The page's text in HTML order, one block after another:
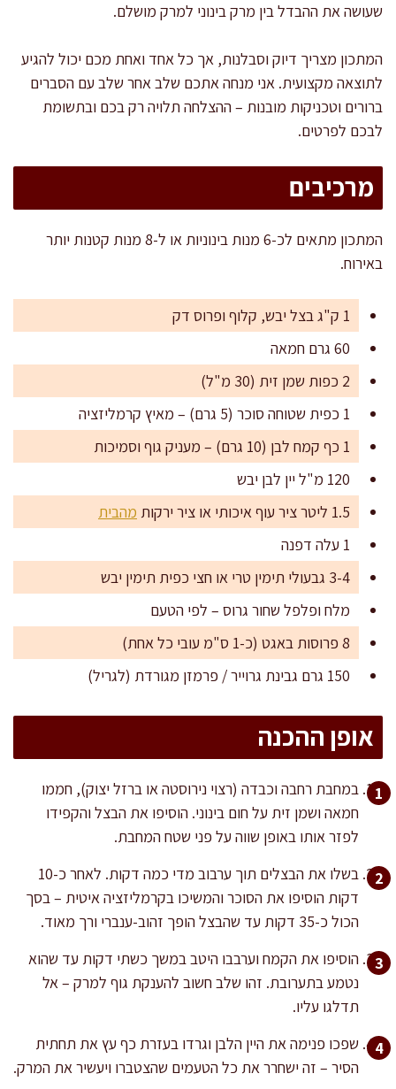
שעושה את ההבדל בין מרק בינוני למרק מושלם.
המתכון מצריך דיוק וסבלנות, אך כל אחד ואחת מכם יכול להגיע
לתוצאה מקצועית. אני מנחה אתכם שלב אחר שלב עם הסברים
ברורים וטכניקות מובנות – ההצלחה תלויה רק בכם ובתשומת
לבכם לפרטים.
מרכיבים
המתכון מתאים לכ-6 מנות בינוניות או ל-8 מנות קטנות יותר
באירוח.
1 ק"ג בצל יבש, קלוף ופרוס דק
60 גרם חמאה
2 כפות שמן זית (30 מ"ל)
1 כפית שטוחה סוכר (5 גרם) – מאיץ קרמליזציה
1 כף קמח לבן (10 גרם) – מעניק גוף וסמיכות
120 מ"ל יין לבן יבש
1.5 ליטר ציר עוף איכותי או ציר ירקות
מהבית
1 עלה דפנה
3-4 גבעולי תימין טרי או חצי כפית תימין יבש
מלח ופלפל שחור גרוס – לפי הטעם
8 פרוסות באגט (כ-1 ס"מ עובי כל אחת)
150 גרם גבינת גרוייר / פרמזן מגורדת (לגריל)
אופן ההכנה
במחבת רחבה וכבדה (רצוי נירוסטה או ברזל יצוק), חממו
חמאה ושמן זית על חום בינוני. הוסיפו את הבצל והקפידו
לפזר אותו באופן שווה על פני שטח המחבת.
בשלו את הבצלים תוך ערבוב מדי כמה דקות. לאחר כ-10
דקות הוסיפו את הסוכר והמשיכו בקרמליזציה איטית – בסך
הכול כ-35 דקות עד שהבצל הופך זהוב-ענברי ורך מאוד.
הוסיפו את הקמח וערבבו היטב במשך כשתי דקות עד שהוא
נטמע בתערובת. זהו שלב חשוב להענקת גוף למרק – אל
תדלגו עליו.
שפכו פנימה את היין הלבן וגרדו בעזרת כף עץ את תחתית
הסיר – זה ישחרר את כל הטעמים שהצטברו ויעשיר את המרק.